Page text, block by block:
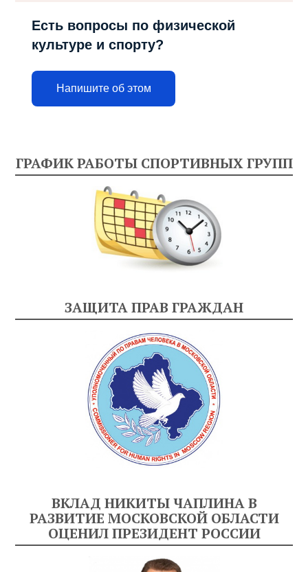
Есть вопросы по физической
культуре и спорту?
Напишите об этом
ГРАФИК РАБОТЫ СПОРТИВНЫХ ГРУПП
ЗАЩИТА ПРАВ ГРАЖДАН
ВКЛАД НИКИТЫ ЧАПЛИНА В
РАЗВИТИЕ МОСКОВСКОЙ ОБЛАСТИ
ОЦЕНИЛ ПРЕЗИДЕНТ РОССИИ